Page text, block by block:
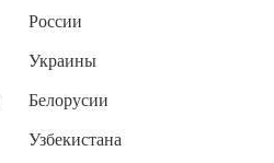
России
Украины
Белорусии
Узбекистана